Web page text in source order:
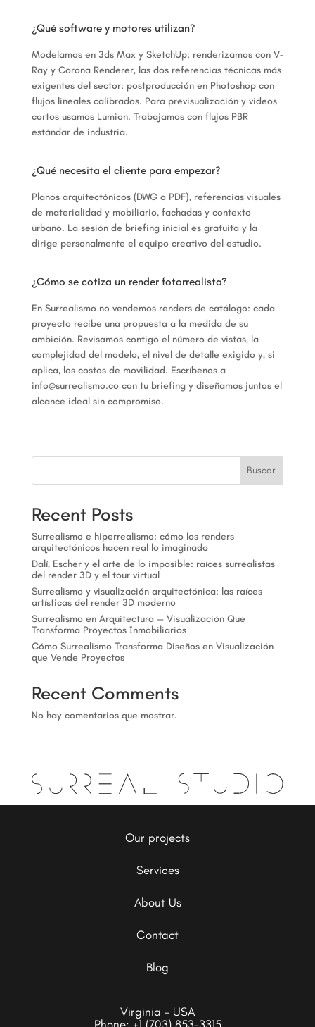
¿Qué software y motores utilizan?
Modelamos en 3ds Max y SketchUp; renderizamos con V-
Ray y Corona Renderer, las dos referencias técnicas más
exigentes del sector; postproducción en Photoshop con
flujos lineales calibrados. Para previsualización y videos
cortos usamos Lumion. Trabajamos con flujos PBR
estándar de industria.
¿Qué necesita el cliente para empezar?
Planos arquitectónicos (DWG o PDF), referencias visuales
de materialidad y mobiliario, fachadas y contexto
urbano. La sesión de briefing inicial es gratuita y la
dirige personalmente el equipo creativo del estudio.
¿Cómo se cotiza un render fotorrealista?
En Surrealismo no vendemos renders de catálogo: cada
proyecto recibe una propuesta a la medida de su
ambición. Revisamos contigo el número de vistas, la
complejidad del modelo, el nivel de detalle exigido y, si
aplica, los costos de movilidad. Escríbenos a
info@surrealismo.co con tu briefing y diseñamos juntos el
alcance ideal sin compromiso.
Buscar
Recent Posts
Surrealismo e hiperrealismo: cómo los renders
arquitectónicos hacen real lo imaginado
Dalí, Escher y el arte de lo imposible: raíces surrealistas
del render 3D y el tour virtual
Surrealismo y visualización arquitectónica: las raíces
artísticas del render 3D moderno
Surrealismo en Arquitectura — Visualización Que
Transforma Proyectos Inmobiliarios
Cómo Surrealismo Transforma Diseños en Visualización
que Vende Proyectos
Recent Comments
No hay comentarios que mostrar.
Our projects
Services
About Us
Contact
Blog
Virginia - USA